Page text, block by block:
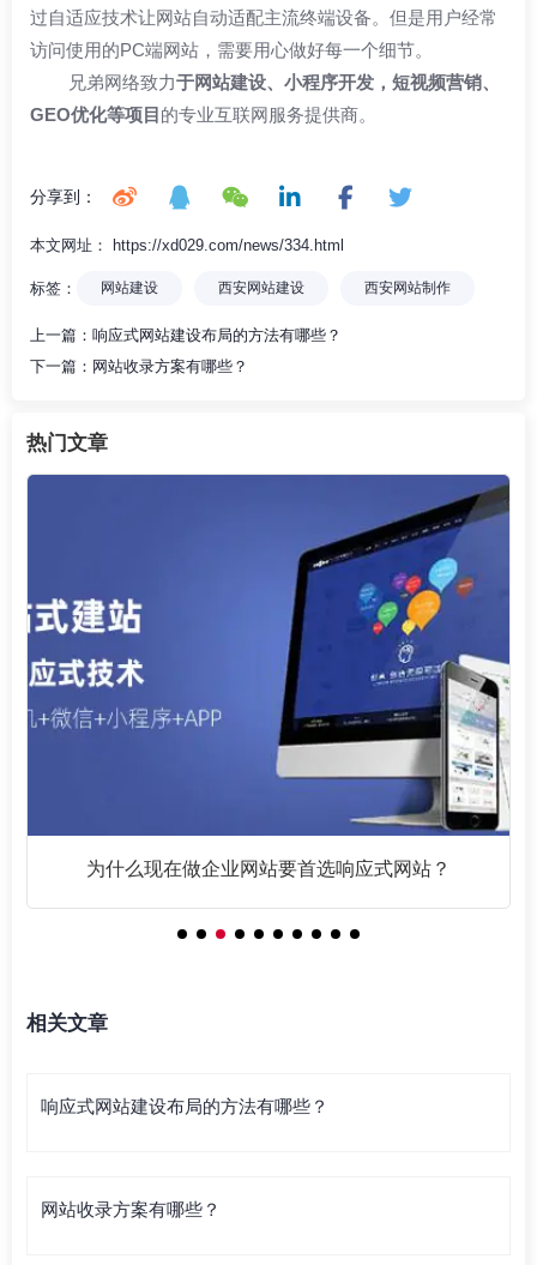
过自适应技术让网站自动适配主流终端设备。但是用户经常
访问使用的PC端网站，需要用心做好每一个细节。
兄弟网络致力于网站建设、小程序开发，短视频营销、
GEO优化等项目 的专业互联网服务提供商。
分享到：
本文网址： https://xd029.com/news/334.html
标签： 网站建设 西安网站建设 西安网站制作
上一篇： 响应式网站建设布局的方法有哪些？
下一篇： 网站收录方案有哪些？
热门文章
为什么现在做企业网站要首选响应式网站？
相关文章
响应式网站建设布局的方法有哪些？
网站收录方案有哪些？